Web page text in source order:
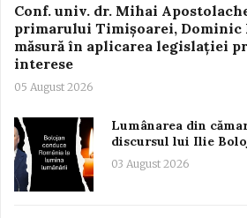
Conf. univ. dr. Mihai
primarului Timișoarei, Dominic
măsură în aplicarea legislației
interese
05 August 2026
Lumânarea din
discursul lui Ilie
03 August 2026